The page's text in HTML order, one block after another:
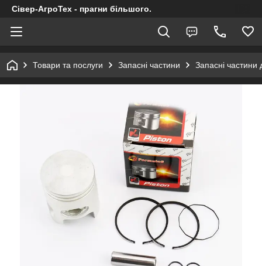
Сівер-АгроТех - прагни більшого.
Товари та послуги Запасні частини Запасні частини